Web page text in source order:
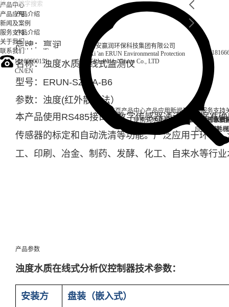
西安赢润环保科技集团有限公司
Xi 'an ERUN Environmental Protection
Technology Group Co., LTD
首页产品中心
便携式水质检测仪
实验室台式水质
试剂耗材
产品应用
循环冷却水饮
地
新闻及案例
企业资讯行业资
应用案例
服务支持
售后
产品中心
产品应用
新闻及案例
服务支持
关于我们
联系我们
18166600151
CN/EN
产品介绍
产品介绍
品牌：赢润
名称：浊度水质在线式监测仪
型号：ERUN-SZ1-A-B6
参数：浊度(红外散射 法）
本产品使用RS485接口与数字传感器通讯，数据准
传感器的标定和自动洗清等功能。广泛应用于环保
工、印刷、冶金、制药、发酵、化工、自来水等行
产品参数
浊度水质在线式分析仪控制器技术参数：
安装方
盘装（嵌入式）